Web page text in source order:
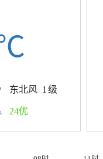
东北风 1级
24优